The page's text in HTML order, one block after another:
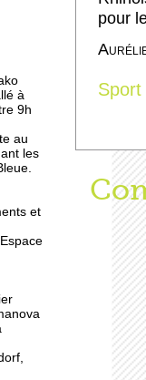
à
9h
au
les
et
pour
Sport